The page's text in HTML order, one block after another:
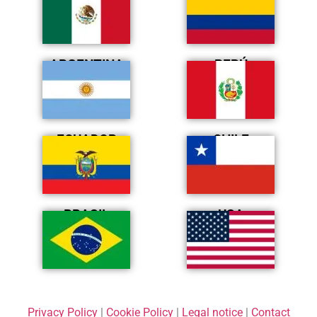
ARGENTINA PERÚ
ECUADOR CHILE
BRASIL USA
Privacy Policy| Cookie Policy| Legal notice| Contact